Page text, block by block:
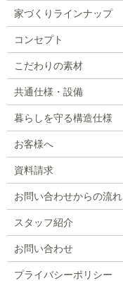
家づくりラインナップ
コンセプト
こだわりの素材
共通仕様・設備
暮らしを守る構造仕様
お客様へ
資料請求
お問い合わせからの流れ
スタッフ紹介
お問い合わせ
プライバシーポリシー